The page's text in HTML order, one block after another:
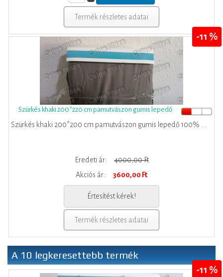
Termék részletes adatai
Szürkés khaki 200*220 cm pamutvászon gumis lepedő
Szürkés khaki 200*200 cm pamutvászon gumis lepedő 100% ...
-11 %
Eredeti ár:
4000,00 Ft
Akciós ár:
3600,00 Ft
Értesítést kérek!
Termék részletes adatai
A 10 legkeresettebb termék
-11 %